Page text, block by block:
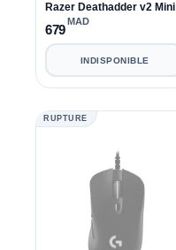
Razer Deathadder v2 Mini
679
MAD
INDISPONIBLE
RUPTURE